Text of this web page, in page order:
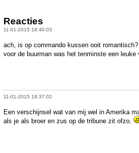
Reacties
11-01-2015 18:40:03
ach, is op commando kussen ooit romantisch?
voor de buurman was het tenminste een leuke
11-01-2015 19:37:02
Een verschijnsel wat van mij wel in Amerika
als je als broer en zus op de tribune zit ofzo.